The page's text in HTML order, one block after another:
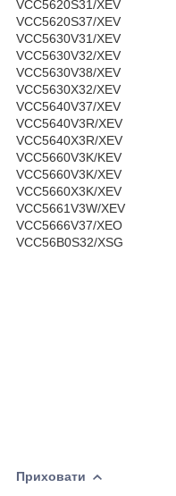
VCC5620S31/XEV
VCC5620S37/XEV
VCC5630V31/XEV
VCC5630V32/XEV
VCC5630V38/XEV
VCC5630X32/XEV
VCC5640V37/XEV
VCC5640V3R/XEV
VCC5640X3R/XEV
VCC5660V3K/KEV
VCC5660V3K/XEV
VCC5660X3K/XEV
VCC5661V3W/XEV
VCC5666V37/XEO
VCC56B0S32/XSG
Приховати